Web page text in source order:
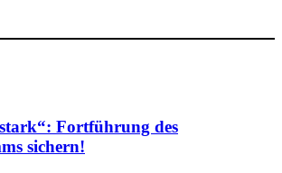
Fortführung des
sichern!